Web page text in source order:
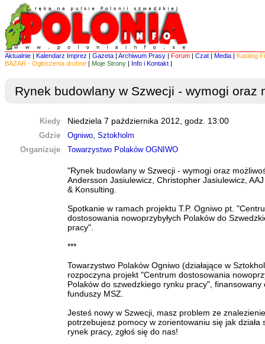
Aktualnie | Kalendarz Imprez | Gazeta | Archiwum Prasy | Forum | Czat | Media | Katalog
BAZAR - Ogłoszenia drobne | Moje Strony | Info i Kontakt |
Rynek budowlany w Szwecji - wymogi oraz
Kiedy
Niedziela 7 października 2012, godz. 13:00
Gdzie
Ogniwo, Sztokholm
Organizuje
Towarzystwo Polaków OGNIWO
"Rynek budowlany w Szwecji - wymogi oraz
Andersson Jasiulewicz, Christopher Jasiulewicz,
& Konsulting.
Spotkanie w ramach projektu T.P. Ogniwo pt.
dostosowania nowoprzybyłych Polaków do
pracy".
***
Towarzystwo Polaków Ogniwo (działające w
rozpoczyna projekt "Centrum dostosowania
Polaków do szwedzkiego rynku pracy", finansowany
funduszy MSZ.
Jesteś nowy w Szwecji, masz problem ze
potrzebujesz pomocy w zorientowaniu się jak działa
rynek pracy, zgłoś się do nas!